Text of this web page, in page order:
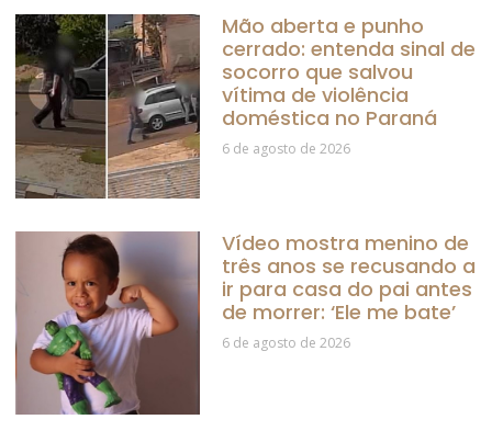
Mão aberta e punho
cerrado: entenda sinal de
socorro que salvou
vítima de violência
doméstica no Paraná
6 de agosto de 2026
Vídeo mostra menino de
três anos se recusando a
ir para casa do pai antes
de morrer: ‘Ele me bate’
6 de agosto de 2026